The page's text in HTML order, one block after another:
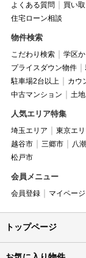
よくある質問
買い取
住宅ローン相談
物件検索
こだわり検索 学区
プライスダウン物件
駐車場2台以上
カウ
中古マンション
土地
人気エリア特集
埼玉エリア 東京エ
越谷市
三郷市 八
松戸市
会員メニュー
会員登録 マイページ
トップページ